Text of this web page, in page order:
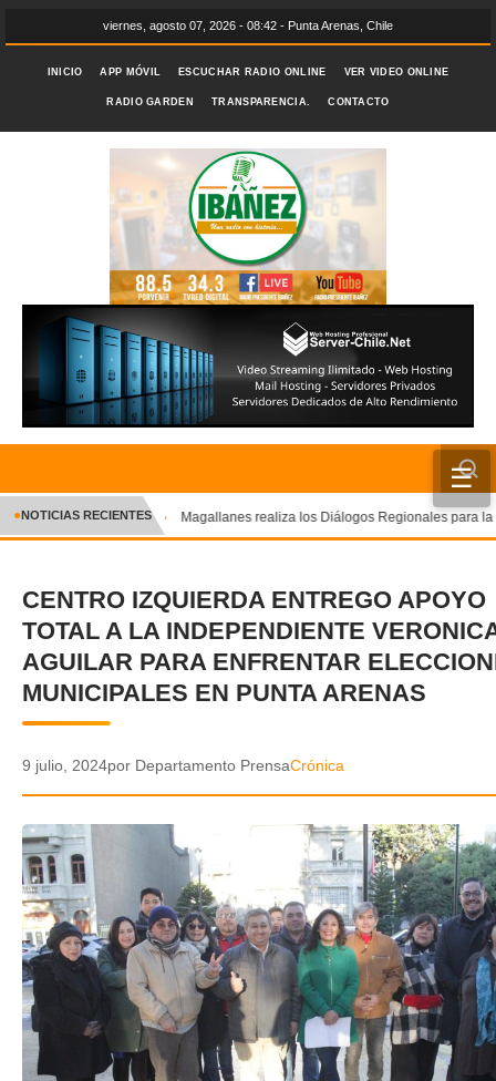
viernes, agosto 07, 2026 - 08:42 - Punta Arenas, Chile
INICIO APP MÓVIL ESCUCHAR RADIO ONLINE VER VIDEO ONLINE
RADIO GARDEN TRANSPARENCIA. CONTACTO
☰
INICIO
CRÓNICA
DEPORTES
ENTRETENIMIENTO Y CULTURA
POLICIAL
GALERIA DE FOTOS
APP MÓVIL
TRANSPARENCIA
✕
●NOTICIAS RECIENTES Magallanes realiza los Diálogos Regionales para la
CENTRO IZQUIERDA ENTREGO APOYO
TOTAL A LA INDEPENDIENTE
AGUILAR PARA ENFRENTAR
MUNICIPALES EN PUNTA ARENAS
9 julio, 2024por Departamento PrensaCrónica